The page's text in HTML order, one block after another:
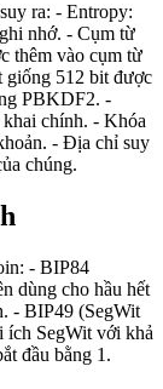
ra: - Entropy:
nhớ. - Cụm từ
thêm vào cụm từ
giống 512 bit được
PBKDF2. -
chính. - Khóa
- Địa chỉ suy
chúng.
- BIP84
dùng cho hầu hết
- BIP49 (SegWit
ích SegWit với khả
đầu bằng 1.